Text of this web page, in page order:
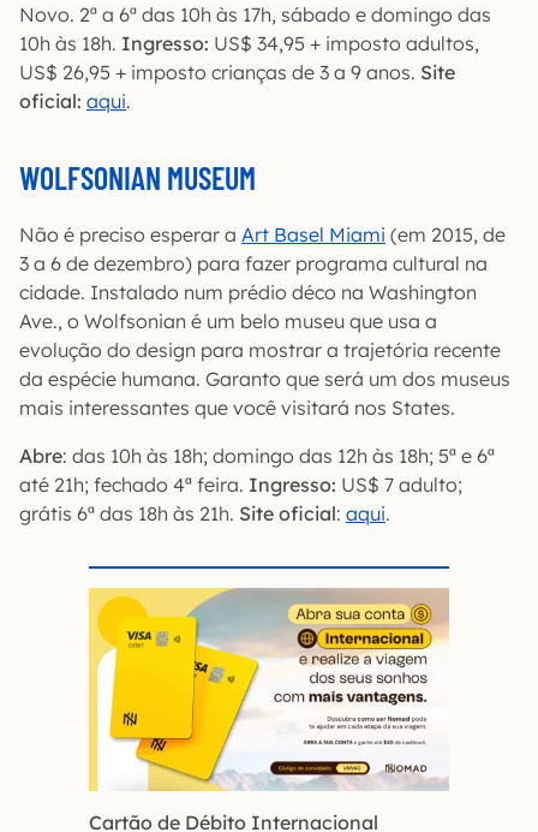
Novo. 2ª a 6ª das 10h às 17h, sábado e domingo das
10h às 18h. Ingresso: US$ 34,95 + imposto adultos,
US$ 26,95 + imposto crianças de 3 a 9 anos. Site
oficial: aqui.
WOLFSONIAN MUSEUM
Não é preciso esperar a Art Basel Miami (em 2015, de
3 a 6 de dezembro) para fazer programa cultural na
cidade. Instalado num prédio déco na Washington
Ave., o Wolfsonian é um belo museu que usa a
evolução do design para mostrar a trajetória recente
da espécie humana. Garanto que será um dos museus
mais interessantes que você visitará nos States.
Abre: das 10h às 18h; domingo das 12h às 18h; 5ª e 6ª
até 21h; fechado 4ª feira. Ingresso: US$ 7 adulto;
grátis 6ª das 18h às 21h. Site oficial: aqui.
Cartão de Débito Internacional